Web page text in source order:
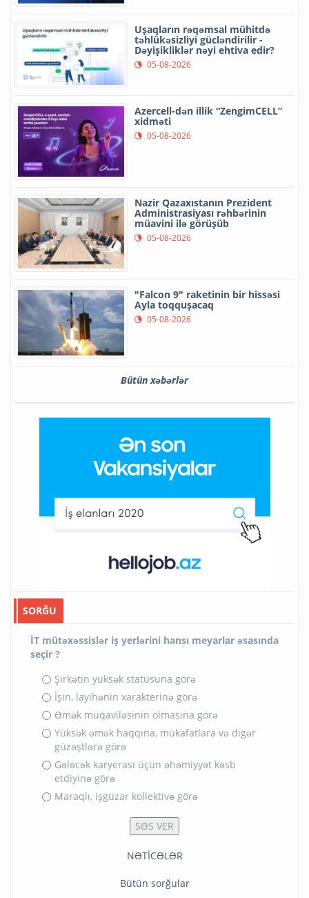
Uşaqların rəqəmsal mühitdə
təhlükəsizliyi gücləndirilir -
Dəyişikliklər nəyi ehtiva edir?
05-08-2026
Azercell-dən illik “ZengimCELL”
xidməti
05-08-2026
Nazir Qazaxıstanın Prezident
Administrasiyası rəhbərinin
müavini ilə görüşüb
05-08-2026
"Falcon 9" raketinin bir hissəsi
Ayla toqquşacaq
05-08-2026
Bütün xəbərlər
SORĞU
İT mütəxəssislər iş yerlərini hansı meyarlar əsasında
seçir ?
Şirkətin yüksək statusuna görə
İşin, layihənin xarakterinə görə
Əmək müqaviləsinin olmasına görə
Yüksək əmək haqqına, mükafatlara və digər
güzəştlərə görə
Gələcək karyerası üçün əhəmiyyət kəsb
etdiyinə görə
Maraqlı, işgüzar kollektivə görə
NƏTİCƏLƏR
Bütün sorğular